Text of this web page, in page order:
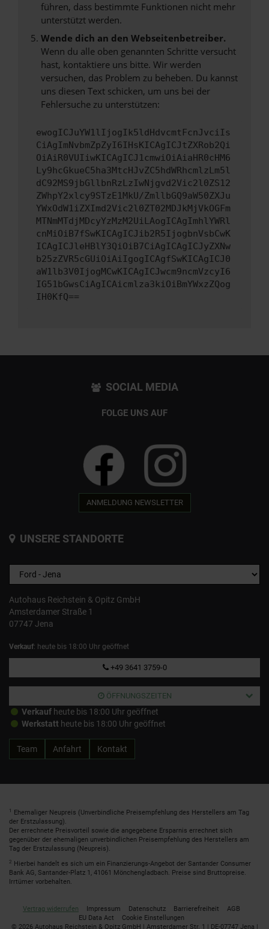
führen, dass bestimmte Funktionen nicht mehr
unterstützt werden.
Wende dich an den Webseitenbetreiber.
Wenn du alle oben genannten Schritte versucht
hast, kontaktiere uns bitte. Wir werden
versuchen, das Problem zu beheben. Du kannst
uns diesen Text schicken, um uns bei der
Fehlersuche zu unterstützen:
ewogICJuYW1lIjogIk5ldHdvcmtFcnJvciIs
CiAgImNvbmZpZyI6IHsKICAgICJtZXRob2Qi
OiAiR0VUIiwKICAgICJ1cmwiOiAiaHR0cHM6
Ly9hcGkueC5ha3MtcHJvZC5hdWRhcmlzLm5l
dC92MS9jbGllbnRzLzIwNjgvd2Vic2l0ZS12
ZWhpY2xlcy9STzE1MkU/ZmllbGQ9aW50ZXJu
YWxOdW1iZXImd2Vic2l0ZT02MDJkMjVkOGFm
MTNmMTdjMDcyYzMzM2UiLAogICAgImhlYWRl
cnMiOiB7fSwKICAgICJib2R5IjogbnVsbCwK
ICAgICJleHBlY3QiOiB7CiAgICAgICJyZXNw
b25zZVR5cGUiOiAiIgogICAgfSwKICAgICJ0
aW1lb3V0IjogMCwKICAgICJwcm9ncmVzcyI6
IG51bGwsCiAgICAicmlza3kiOiBmYWxzZQog
IH0KfQ==
SOCIAL MEDIA
FOLGE UNS AUF
ANMELDUNG NEWSLETTER
UNSERE STANDORTE
Autohaus Reichstein & Opitz GmbH
Amsterdamer Straße 1
07747 Jena
Verkauf: heute bis 18:00 Uhr geöffnet
+49 3641 3759-0
ÖFFNUNGSZEITEN
Verkauf heute bis 18:00 Uhr geöffnet
Werkstatt heute bis 18:00 Uhr geöffnet
Team Anfahrt Kontakt
1
Ehemaliger Neupreis (Unverbindliche Preisempfehlung des Herstellers am Tag
der Erstzulassung).
Der errechnete Preisvorteil sowie die angegebene Ersparnis errechnet sich
gegenüber der ehemaligen unverbindlichen Preisempfehlung des Herstellers am
Tag der Erstzulassung (Neupreis).
2 Hierbei handelt es sich um ein Finanzierungs-Angebot der Santander Consumer
Bank AG, Santander-Platz 1, 41061 Mönchengladbach. Preise sind Bruttopreise.
Irrtümer vorbehalten.
Vertrag widerrufen Impressum Datenschutz Barrierefreiheit
AGB
EU Data Act
Cookie Einstellungen
© 2026 Autohaus Reichstein & Opitz GmbH | Amsterdamer Str. 1 | DE-07747 Jena |